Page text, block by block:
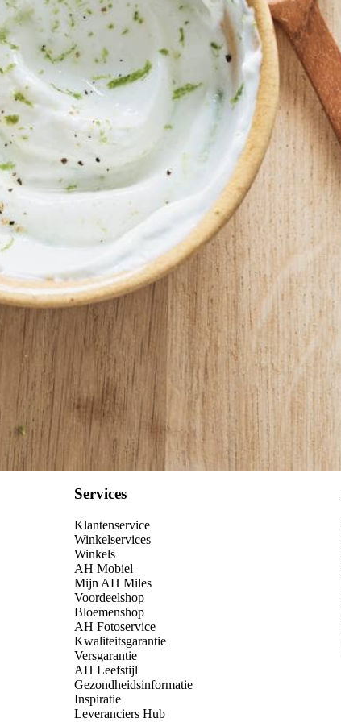
Services
Klantenservice
Winkelservices
Winkels
AH Mobiel
Mijn AH Miles
Voordeelshop
Bloemenshop
AH Fotoservice
Kwaliteitsgarantie
Versgarantie
AH Leefstijl
Gezondheidsinformatie
Inspiratie
Leveranciers Hub